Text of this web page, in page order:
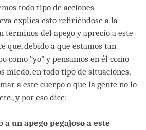
todo tipo de acciones
explica esto refiriéndose a la
términos del apego y aprecio a este
que, debido a que estamos tan
como “yo” y pensamos en él como
miedo, en todo tipo de situaciones,
a este cuerpo o que la gente no lo
y por eso dice:
a un apego pegajoso a este